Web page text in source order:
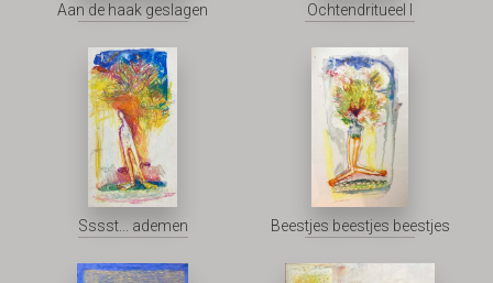
Aan de haak geslagen Ochtendritueel I
Sssst... ademen Beestjes beestjes beestjes